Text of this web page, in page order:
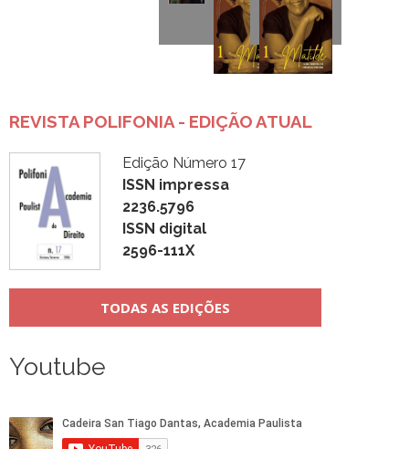
REVISTA POLIFONIA - EDIÇÃO ATUAL
Edição Número 17
ISSN impressa
2236.5796
ISSN digital
2596-111X
TODAS AS EDIÇÕES
Youtube